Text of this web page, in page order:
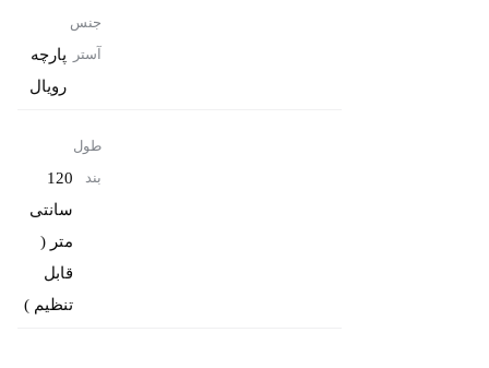
جنس
آستر
پارچه
رویال
طول
بند
120
سانتی
متر (
قابل
تنظیم )